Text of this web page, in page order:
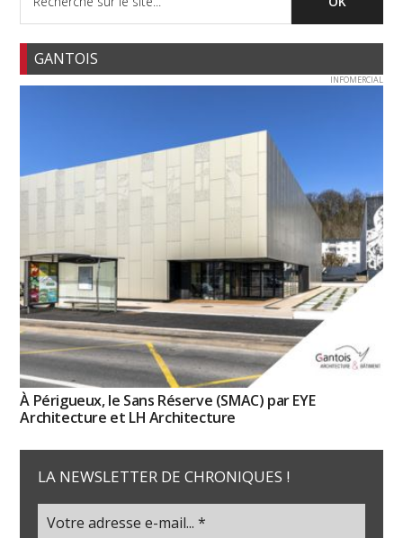
GANTOIS
INFOMERCIAL
À Périgueux, le Sans Réserve (SMAC) par EYE
Architecture et LH Architecture
LA NEWSLETTER DE CHRONIQUES !